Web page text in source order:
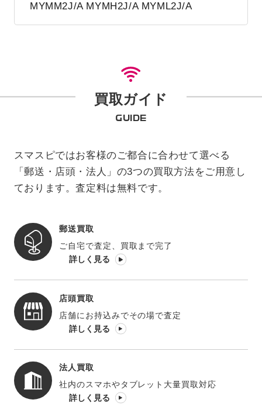
MYMM2J/A MYMH2J/A MYML2J/A
買取ガイド
GUIDE
スマスピではお客様のご都合に合わせて選べる
「郵送・店頭・法人」の3つの買取方法をご用意し
ております。査定料は無料です。
郵送買取
ご自宅で査定、買取まで完了
詳しく見る
店頭買取
店舗にお持込みでその場で査定
詳しく見る
法人買取
社内のスマホやタブレット大量買取対応
詳しく見る